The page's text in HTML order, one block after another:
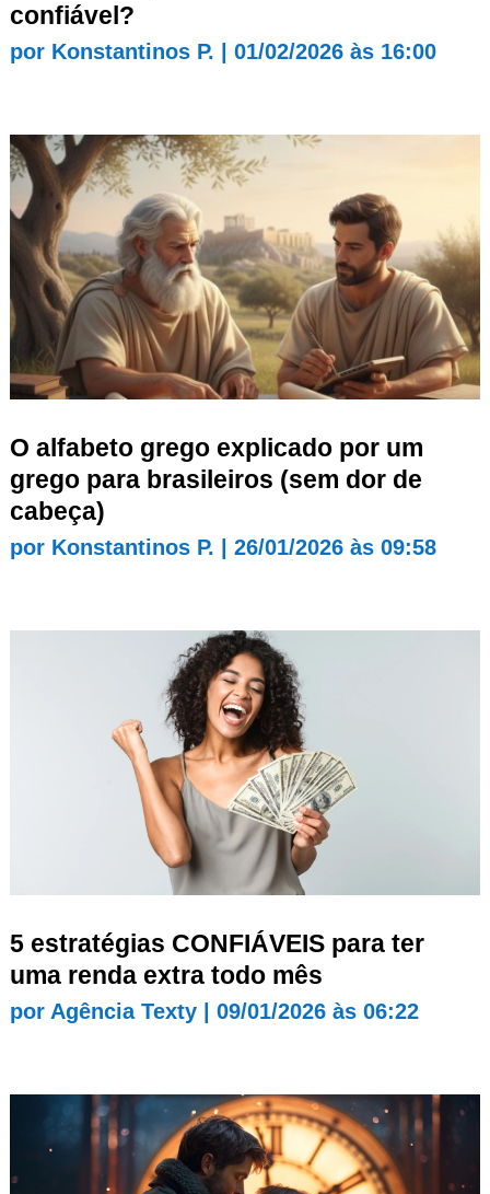
confiável?
por Konstantinos P. 01/02/2026 às 16:00
O alfabeto grego explicado por um
grego para brasileiros (sem dor de
cabeça)
por Konstantinos P. 26/01/2026 às 09:58
5 estratégias CONFIÁVEIS para ter
uma renda extra todo mês
por Agência Texty| 09/01/2026 às 06:22